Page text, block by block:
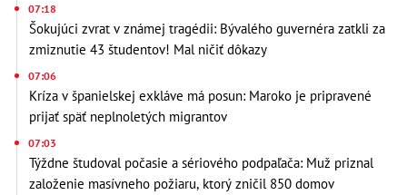
07:18
Šokujúci zvrat v známej tragédii: Bývalého guvernéra zatkli za
zmiznutie 43 študentov! Mal ničiť dôkazy
07:06
Kríza v španielskej exkláve má posun: Maroko je pripravené
prijať späť neplnoletých migrantov
07:03
Týždne študoval počasie a sériového podpaľača: Muž priznal
založenie masívneho požiaru, ktorý zničil 850 domov